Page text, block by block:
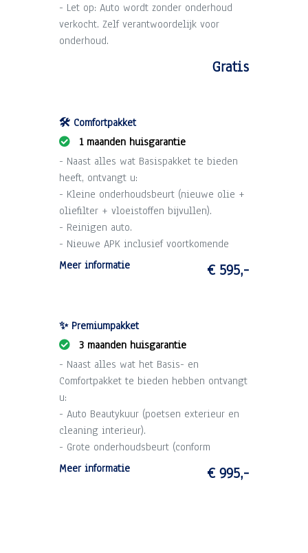
- Let op: Auto wordt zonder onderhoud
verkocht. Zelf verantwoordelijk voor
onderhoud.
Gratis
🛠️ Comfortpakket
1 maanden huisgarantie
- Naast alles wat Basispakket te bieden
heeft, ontvangt u:
- Kleine onderhoudsbeurt (nieuwe olie +
oliefilter + vloeistoffen bijvullen).
- Reinigen auto.
- Nieuwe APK inclusief voortkomende
kosten.
- 1 maand garantie op draaiende delen
Meer informatie € 595,-
✨ Premiumpakket
3 maanden huisgarantie
- Naast alles wat het Basis- en
Comfortpakket te bieden hebben ontvangt
u:
- Auto Beautykuur (poetsen exterieur en
cleaning interieur).
- Grote onderhoudsbeurt (conform
schema).
- 3 maanden garantie op draaiende delen
Meer informatie € 995,-